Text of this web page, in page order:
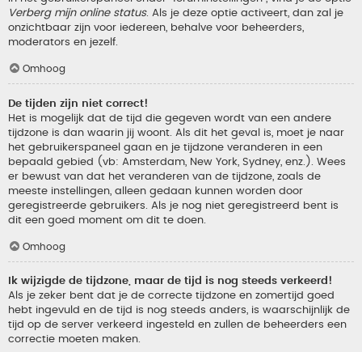
Verberg mijn online status. Als je deze optie activeert, dan zal je
onzichtbaar zijn voor iedereen, behalve voor beheerders,
moderators en jezelf.
Omhoog
De tijden zijn niet correct!
Het is mogelijk dat de tijd die gegeven wordt van een andere
tijdzone is dan waarin jij woont. Als dit het geval is, moet je naar
het gebruikerspaneel gaan en je tijdzone veranderen in een
bepaald gebied (vb: Amsterdam, New York, Sydney, enz.). Wees
er bewust van dat het veranderen van de tijdzone, zoals de
meeste instellingen, alleen gedaan kunnen worden door
geregistreerde gebruikers. Als je nog niet geregistreerd bent is
dit een goed moment om dit te doen.
Omhoog
Ik wijzigde de tijdzone, maar de tijd is nog steeds verkeerd!
Als je zeker bent dat je de correcte tijdzone en zomertijd goed
hebt ingevuld en de tijd is nog steeds anders, is waarschijnlijk de
tijd op de server verkeerd ingesteld en zullen de beheerders een
correctie moeten maken.